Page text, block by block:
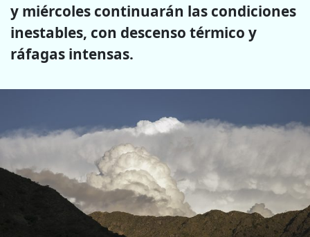
y miércoles continuarán las condiciones
inestables, con descenso térmico y
ráfagas intensas.